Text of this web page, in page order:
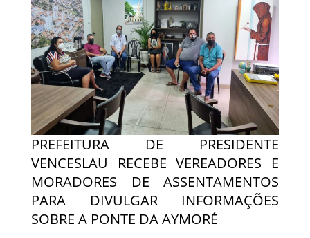
PREFEITURA DE PRESIDENTE
VENCESLAU RECEBE VEREADORES E
MORADORES DE ASSENTAMENTOS
PARA DIVULGAR INFORMAÇÕES
SOBRE A PONTE DA AYMORÉ